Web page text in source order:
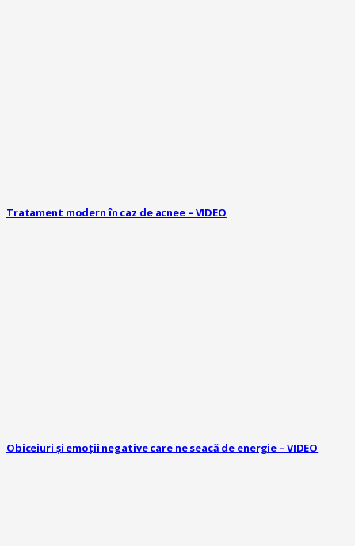
Tratament modern în caz de acnee – VIDEO
Obiceiuri și emoții negative care ne seacă de energie – VIDEO